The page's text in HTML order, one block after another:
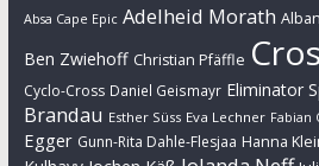
Absa Cape Epic Adelheid Morath
Ben Zwiehoff Christian Pfäffle
Cyclo-Cross Daniel Geismayr Eliminator
Brandau Esther Süss Eva Lechner Fabian
Egger Gunn-Rita Dahle-Flesjaa Hanna